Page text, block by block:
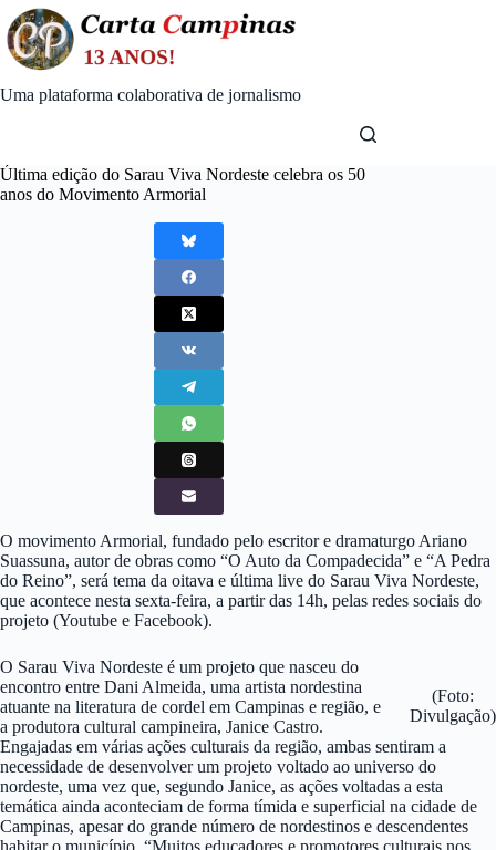
Skip
to
content
Uma plataforma colaborativa de jornalismo
Última edição do Sarau Viva Nordeste celebra os 50
anos do Movimento Armorial
O movimento Armorial, fundado pelo escritor e dramaturgo Ariano
Suassuna, autor de obras como “O Auto da Compadecida” e “A Pedra
do Reino”, será tema da oitava e última live do Sarau Viva Nordeste,
que acontece nesta sexta-feira, a partir das 14h, pelas redes sociais do
projeto (Youtube e Facebook).
(Foto:
Divulgação)
O Sarau Viva Nordeste é um projeto que nasceu do
encontro entre Dani Almeida, uma artista nordestina
atuante na literatura de cordel em Campinas e região, e
a produtora cultural campineira, Janice Castro.
Engajadas em várias ações culturais da região, ambas sentiram a
necessidade de desenvolver um projeto voltado ao universo do
nordeste, uma vez que, segundo Janice, as ações voltadas a esta
temática ainda aconteciam de forma tímida e superficial na cidade de
Campinas, apesar do grande número de nordestinos e descendentes
habitar o município. “Muitos educadores e promotores culturais nos